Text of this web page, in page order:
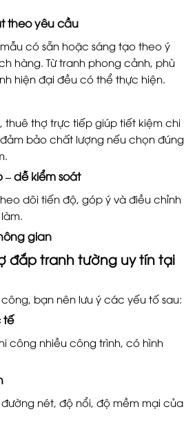
theo yêu cầu
có sẵn hoặc sáng tạo theo ý
hàng. Từ tranh phong cảnh, phù
hiện đại đều có thể thực hiện.
thuê thợ trực tiếp giúp tiết kiệm chi
bảo chất lượng nếu chọn đúng
– dễ kiểm soát
dõi tiến độ, góp ý và điều chỉnh
gian
đắp tranh tường uy tín tại
bạn nên lưu ý các yếu tố sau:
tế
công nhiều công trình, có hình
nét, độ nổi, độ mềm mại của